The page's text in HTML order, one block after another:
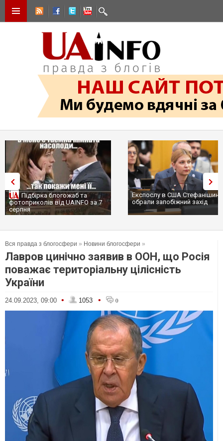
Підбірка блогожаб та
фотоприколів від UAINFO за 7
серпня
Експослу в США
обрали запобіжний захід
Вся правда з блогосфери » Новини блогосфери »
Лавров цинічно заявив в ООН, що Росія
поважає територіальну цілісність
України
24.09.2023, 09:00 • 1053 • 0